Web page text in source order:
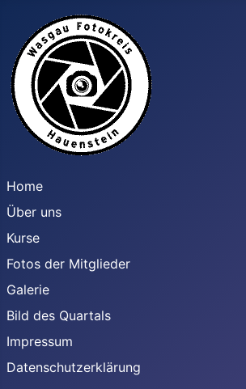
Home
Über uns
Kurse
Fotos der Mitglieder
Galerie
Bild des Quartals
Impressum
Datenschutzerklärung